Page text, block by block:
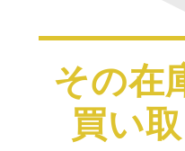
その在
買い